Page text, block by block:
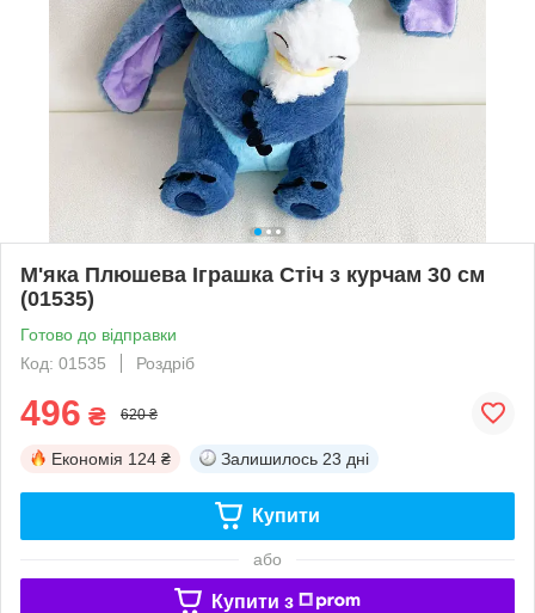
М'яка Плюшева Іграшка Стіч з курчам 30 см
(01535)
Готово до відправки
Код: 01535
Роздріб
496 ₴ 620 ₴
Економія 124 ₴ Залишилось 23 дні
Купити
або
Купити з